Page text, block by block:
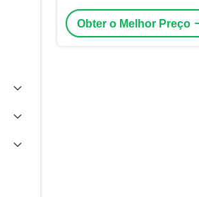
adesivo de silicone para
remoção sem resíduos
Obter o Melhor Preço